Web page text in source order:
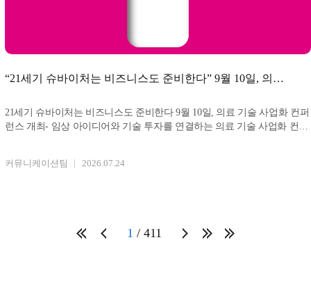
“21세기 슈바이처는 비즈니스도 준비한다” 9월 10일, 의료
21세기 슈바이처는 비즈니스도 준비한다 9월 10일, 의료 기술 사업화 컨퍼
런스 개최- 임상 아이디어와 기술 투자를 연결하는 의료 기술 사업화 컨퍼
커뮤니케이션팀 2026.07.24
1 411